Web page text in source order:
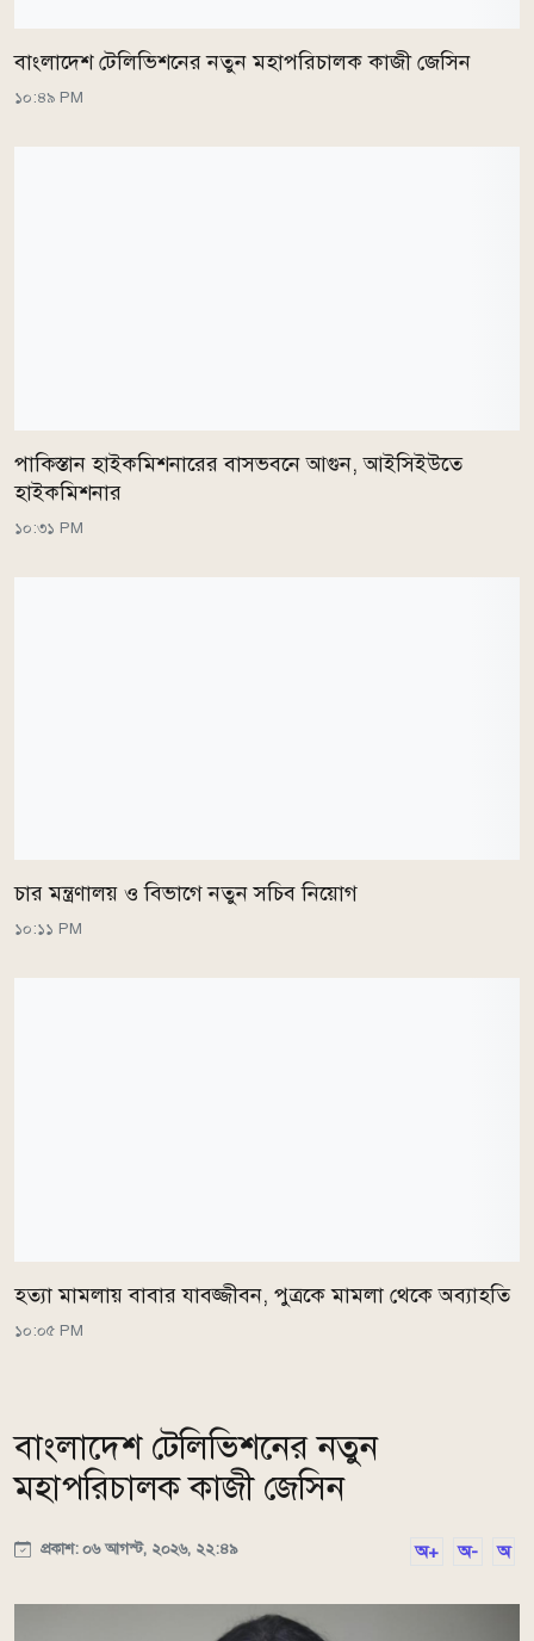
বাংলাদেশ টেলিভিশনের নতুন মহাপরিচালক কাজী জেসিন
১০:৪৯ PM
পাকিস্তান হাইকমিশনারের বাসভবনে আগুন, আইসিইউতে
হাইকমিশনার
১০:৩১ PM
চার মন্ত্রণালয় ও বিভাগে নতুন সচিব নিয়োগ
১০:১১ PM
হত্যা মামলায় বাবার যাবজ্জীবন, পুত্রকে মামলা থেকে অব্যাহতি
১০:০৫ PM
বাংলাদেশ টেলিভিশনের নতুন
মহাপরিচালক কাজী জেসিন
প্রকাশ: ০৬ আগস্ট, ২০২৬, ২২:৪৯ অ+ অ- অ